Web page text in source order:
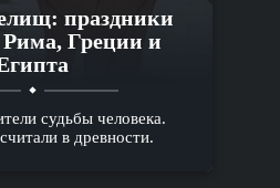
праздники
Рима, Греции и
судьбы человека.
в древности.